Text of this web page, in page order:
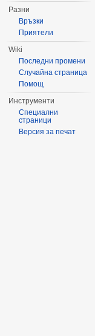
Разни
Връзки
Приятели
Wiki
Последни промени
Случайна страница
Помощ
Инструменти
Специални
страници
Версия за печат